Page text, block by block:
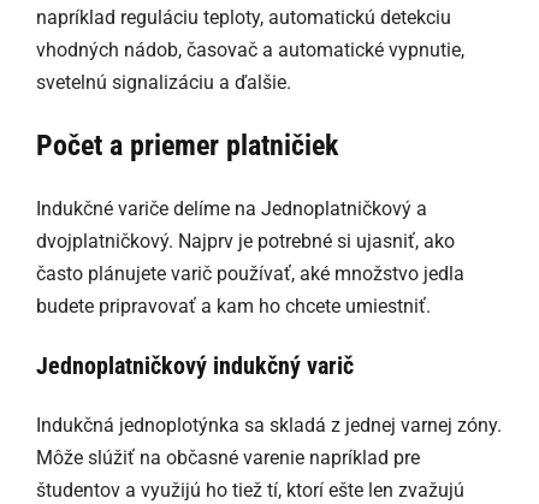
napríklad reguláciu teploty, automatickú detekciu
vhodných nádob, časovač a automatické vypnutie,
svetelnú signalizáciu a ďalšie.
Počet a priemer platničiek
Indukčné variče delíme na Jednoplatničkový a
dvojplatničkový. Najprv je potrebné si ujasniť, ako
často plánujete varič používať, aké množstvo jedla
budete pripravovať a kam ho chcete umiestniť.
Jednoplatničkový indukčný varič
Indukčná jednoplotýnka sa skladá z jednej varnej zóny.
Môže slúžiť na občasné varenie napríklad pre
študentov a využijú ho tiež tí, ktorí ešte len zvažujú